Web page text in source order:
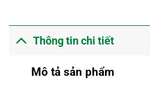
Thông tin chi tiết
Mô tả sản phẩm